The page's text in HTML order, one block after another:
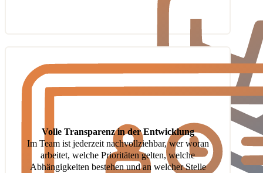
Volle Transparenz in der Entwicklung
Im Team ist jederzeit nachvollziehbar, wer woran
arbeitet, welche Prioritäten gelten, welche
Abhängigkeiten bestehen und an welcher Stelle